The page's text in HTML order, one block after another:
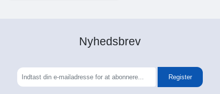
Nyhedsbrev
Register